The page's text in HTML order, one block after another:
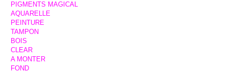
PIGMENTS MAGICAL
AQUARELLE
PEINTURE
TAMPON
BOIS
CLEAR
A MONTER
FOND